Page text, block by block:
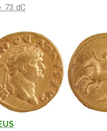
73 dC